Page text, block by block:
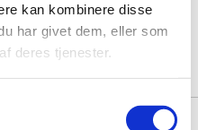
kan kombinere disse
har givet dem, eller som
deres tjenester.
problemerne alene.
vil en af kirkens